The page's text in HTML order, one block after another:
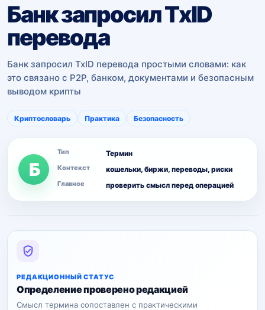
Банк запросил TxID
перевода
Банк запросил TxID перевода простыми словами: как
это связано с P2P, банком, документами и безопасным
выводом крипты
Криптословарь Практика Безопасность
Б
Тип Термин
Контекст кошельки, биржи, переводы, риски
Главное проверить смысл перед операцией
РЕДАКЦИОННЫЙ СТАТУС
Определение проверено редакцией
Смысл термина сопоставлен с практическими